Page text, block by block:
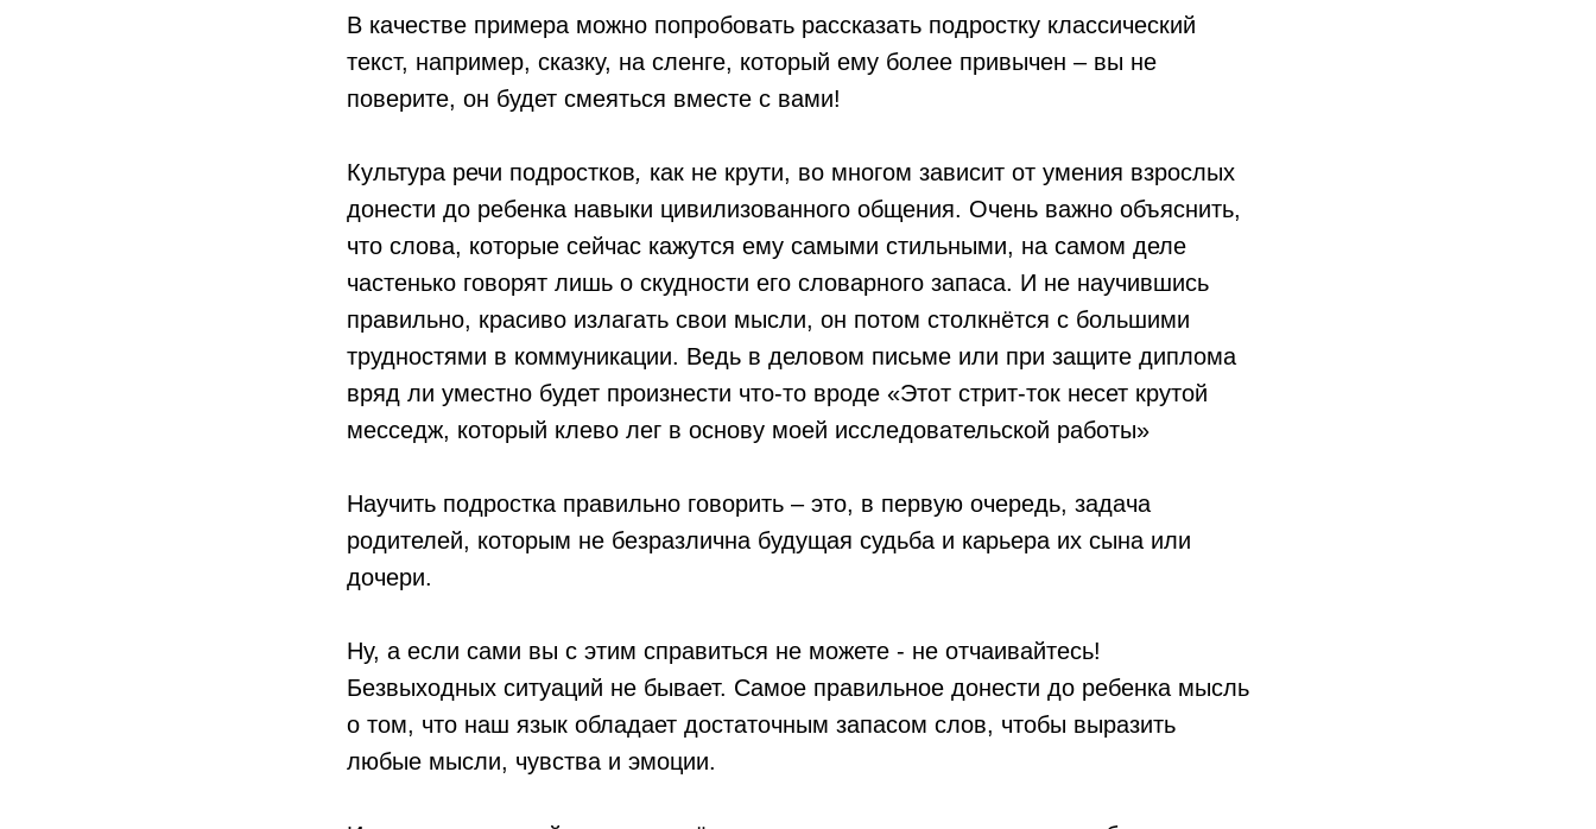
В качестве примера можно попробовать рассказать подростку классический
текст, например, сказку, на сленге, который ему более привычен – вы не
поверите, он будет смеяться вместе с вами!
Культура речи подростков, как не крути, во многом зависит от умения взрослых
донести до ребенка навыки цивилизованного общения. Очень важно объяснить,
что слова, которые сейчас кажутся ему самыми стильными, на самом деле
частенько говорят лишь о скудности его словарного запаса. И не научившись
правильно, красиво излагать свои мысли, он потом столкнётся с большими
трудностями в коммуникации. Ведь в деловом письме или при защите диплома
вряд ли уместно будет произнести что-то вроде «Этот стрит-ток несет крутой
месседж, который клево лег в основу моей исследовательской работы»
Научить подростка правильно говорить – это, в первую очередь, задача
родителей, которым не безразлична будущая судьба и карьера их сына или
дочери.
Ну, а если сами вы с этим справиться не можете - не отчаивайтесь!
Безвыходных ситуаций не бывает. Самое правильное донести до ребенка мысль
о том, что наш язык обладает достаточным запасом слов, чтобы выразить
любые мысли, чувства и эмоции.